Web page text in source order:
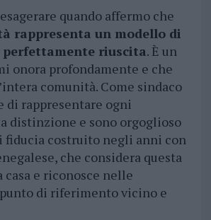
quando affermo che
rappresenta un modello di
riuscita. È un
onora profondamente e che
comunità. Come sindaco
di rappresentare ogni
distinzione e sono orgoglioso
fiducia costruito negli anni con
che considera questa
e riconosce nelle
di riferimento vicino e